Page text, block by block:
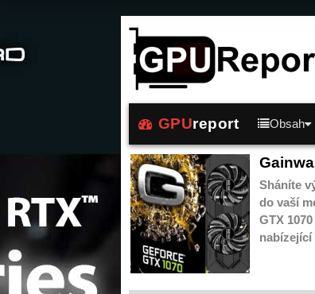
GPUreport Obsah
Sháníte
do vaší
GTX
nabízející